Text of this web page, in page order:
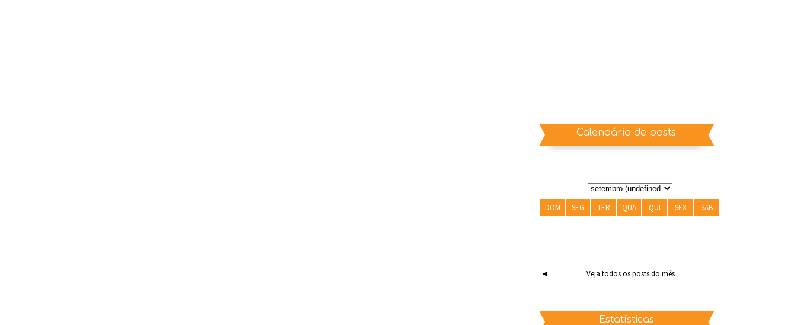
Calendário de posts
DOM SEG TER QUA QUI SEX SAB
◄ Veja todos os posts do mês
Estatísticas